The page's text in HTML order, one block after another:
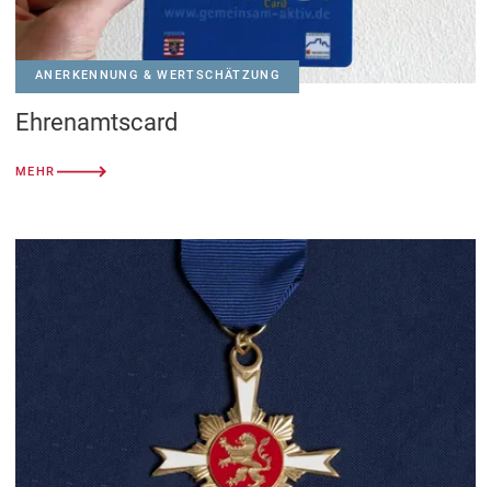
ANERKENNUNG & WERTSCHÄTZUNG
Ehrenamtscard
MEHR